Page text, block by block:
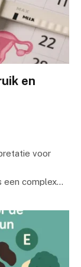
en
voor
een complex…